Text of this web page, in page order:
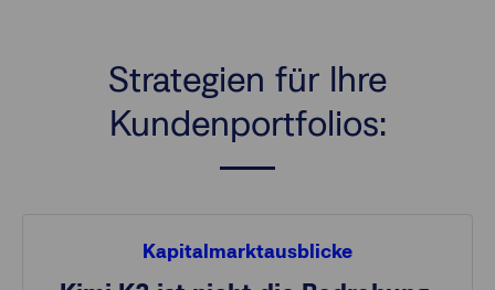
Strategien für Ihre
Kundenportfolios:
Kapitalmarktausblicke